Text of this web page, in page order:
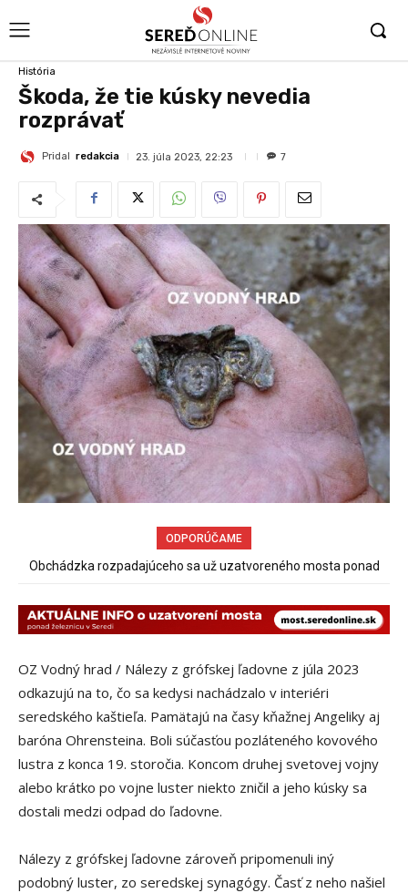
História
Škoda, že tie kúsky nevedia
rozprávať
Pridal redakcia 23. júla 2023, 22:23 7
ODPORÚČAME
Obchádzka rozpadajúceho sa už uzatvoreného mosta ponad
OZ Vodný hrad / Nálezy z grófskej ľadovne z júla 2023
odkazujú na to, čo sa kedysi nachádzalo v interiéri
seredského kaštieľa. Pamätajú na časy kňažnej Angeliky aj
baróna Ohrensteina. Boli súčasťou pozláteného kovového
lustra z konca 19. storočia. Koncom druhej svetovej vojny
alebo krátko po vojne luster niekto zničil a jeho kúsky sa
dostali medzi odpad do ľadovne.
Nálezy z grófskej ľadovne zároveň pripomenuli iný
podobný luster, zo seredskej synagógy. Časť z neho našiel